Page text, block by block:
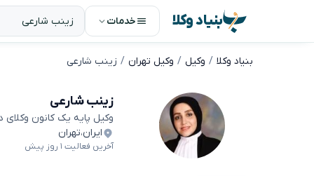
بنیاد وکلا خدمات
بنیاد وکلا وکیل وکیل تهران زینب شارعی
زینب شارعی
وکیل پایه یک کانون وکلای
ایران،تهران
آخرین فعالیت ۱ روز پیش